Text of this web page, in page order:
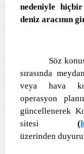
nedeniyle
deniz aracının
Söz
sırasında
veya hava
operasyon
güncellenerek
sitesi (
üzerinden